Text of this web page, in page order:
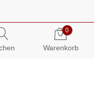
0
Warenkorb